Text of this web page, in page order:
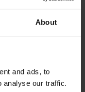
About
and ads, to
analyse our traffic.